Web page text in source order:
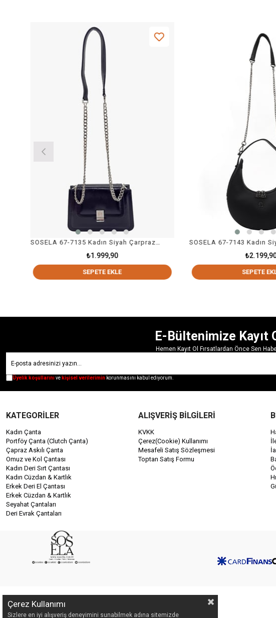
SOSELA 67-7135 Kadın Siyah Çarpraz Askılı Çanta
SEPETE EKLE
SOSELA 67-7143 Kadın Siyah Çapraz Askılı Çanta
SEPETE EKLE
E-Bültenimize Kayıt
Hemen Kayıt Ol Fırsatlardan Önce Sen
Üyelik koşullarınıve kişisel verilerimin korunmasını kabul ediyorum.
KATEGORİLER
Kadın Çanta
Portföy Çanta (Clutch Çanta)
Çapraz Askılı Çanta
Omuz ve Kol Çantası
Kadın Deri Sırt Çantası
Kadın Cüzdan & Kartlık
Erkek Deri El Çantası
Erkek Cüzdan & Kartlık
Seyahat Çantaları
Deri Evrak Çantaları
ALIŞVERİŞ BİLGİLERİ
KVKK
Çerez(Cookie) Kullanımı
Mesafeli Satış Sözleşmesi
Toptan Satış Formu
Çerez Kullanımı
Sizlere en iyi alışveriş deneyimini sunabilmek adına sitemizde